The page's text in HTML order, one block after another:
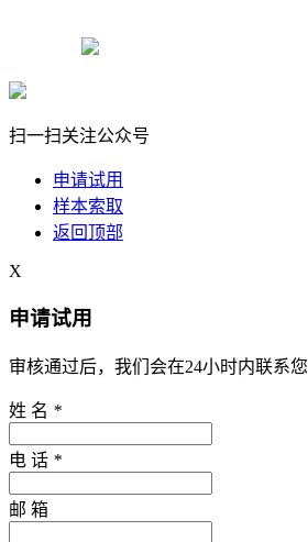
粤公网安备11078472号-2
扫一扫关注公众号
申请试用
样本索取
返回顶部
X
申请试用
审核通过后，我们会在24小时内联系您
姓 名 *
电 话 *
邮 箱